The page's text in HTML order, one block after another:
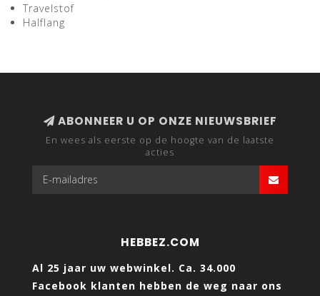
Travelstof
Halflang
ABONNEER U OP ONZE NIEUWSBRIEF
En wees als eerste op de hoogte van de laatste
acties
HEBBEZ.COM
Al 25 jaar uw webwinkel. Ca. 34.000
Facebook klanten hebben de weg naar ons